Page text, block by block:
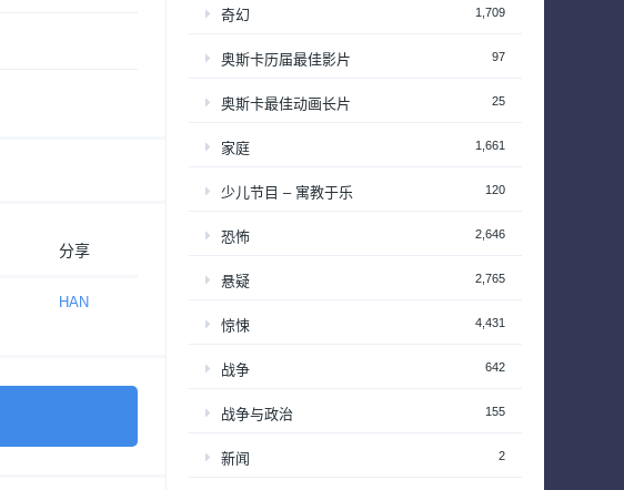
分享
HAN
奇幻 1,709
奥斯卡历届最佳影片 97
奥斯卡最佳动画长片 25
家庭 1,661
少儿节目 – 寓教于乐 120
恐怖 2,646
悬疑 2,765
惊悚 4,431
战争 642
战争与政治 155
新闻 2